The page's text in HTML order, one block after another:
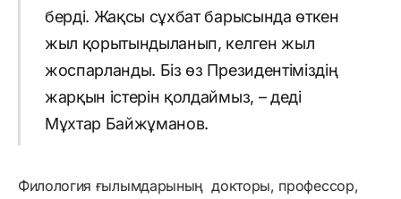
берді. Жақсы сұхбат барысында өткен
жыл қорытындыланып, келген жыл
жоспарланды. Біз өз Президентіміздің
жарқын істерін қолдаймыз, – деді
Мұхтар Байжұманов.
Филология ғылымдарының докторы, профессор,